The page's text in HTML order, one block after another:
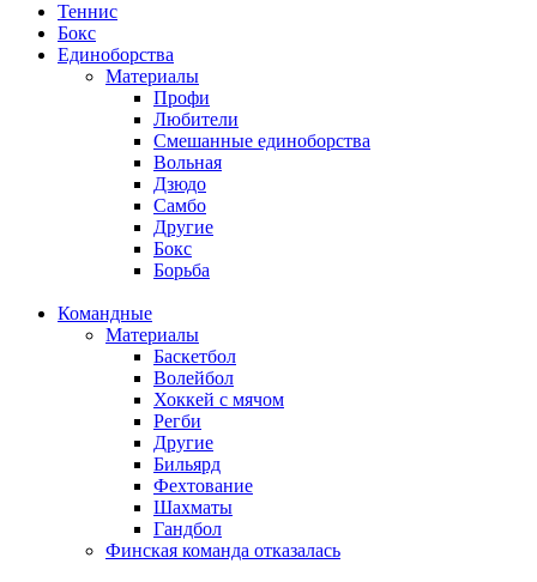
Теннис
Бокс
Единоборства
Материалы
Профи
Любители
Смешанные единоборства
Вольная
Дзюдо
Самбо
Другие
Бокс
Борьба
Командные
Материалы
Баскетбол
Волейбол
Хоккей с мячом
Регби
Другие
Бильярд
Фехтование
Шахматы
Гандбол
Финская команда отказалась